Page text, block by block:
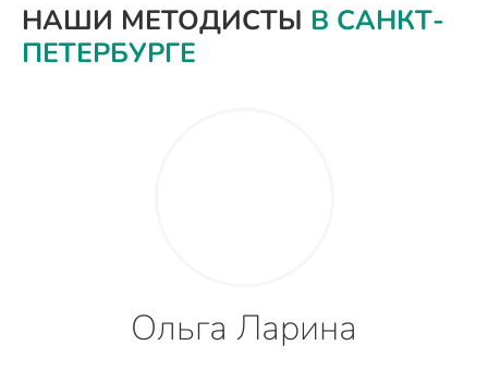
НАШИ МЕТОДИСТЫ В САНКТ-
ПЕТЕРБУРГЕ
Ольга Ларина